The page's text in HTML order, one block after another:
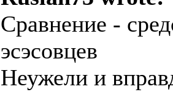
Сравнение -
эсэсовцев
Неужели и